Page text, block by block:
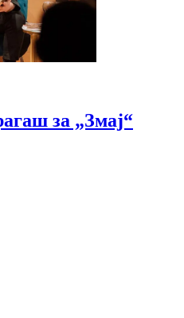
за „Змај“